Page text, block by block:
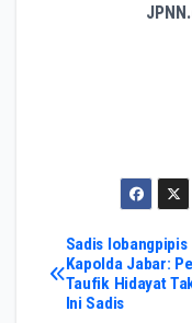
Post
Sadis lobangpipis
Kapolda Jabar:
Taufik Hidayat
Ini Sadis